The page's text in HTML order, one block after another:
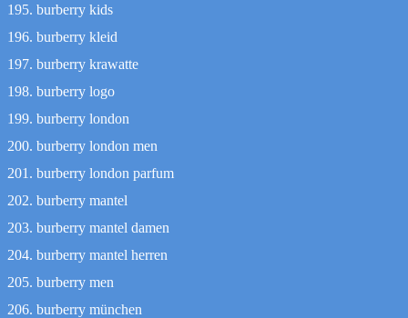
burberry kids
burberry kleid
burberry krawatte
burberry logo
burberry london
burberry london men
burberry london parfum
burberry mantel
burberry mantel damen
burberry mantel herren
burberry men
burberry münchen